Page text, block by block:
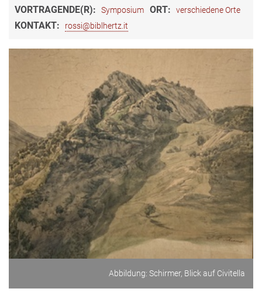
VORTRAGENDE(R): Symposium ORT: verschiedene Orte
KONTAKT: rossi@biblhertz.it
Abbildung: Schirmer, Blick auf Civitella